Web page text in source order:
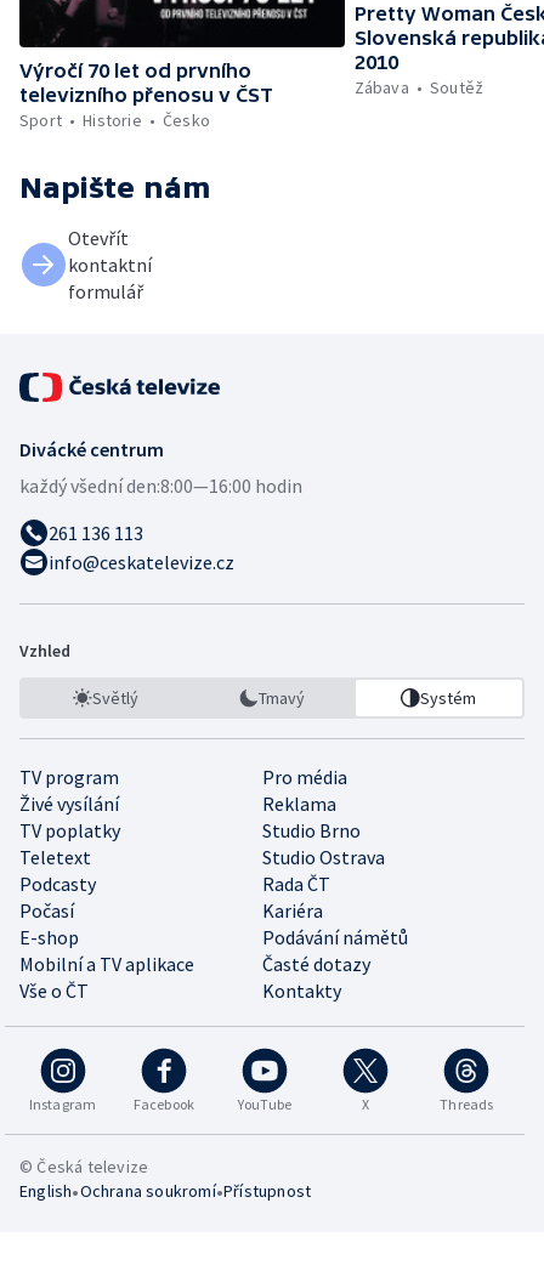
Výročí 70 let od prvního
televizního přenosu v ČST
Sport
Historie Česko
Pretty Woman
Slovenská
2010
Zábava
Soutěž
Napište nám
Otevřít
kontaktní
formulář
Divácké centrum
každý všední den:8:00—16:00 hodin
261 136 113
info@ceskatelevize.cz
Vzhled
Světlý Tmavý Systém
TV program
Pro média
Živé vysílání
Reklama
TV poplatky
Studio Brno
Teletext
Studio Ostrava
Podcasty
Rada ČT
Počasí
Kariéra
E-shop
Podávání námětů
Mobilní a TV aplikace
Časté dotazy
Vše o ČT
Kontakty
Instagram Facebook YouTube X Threads
© Česká televize
English•Ochrana soukromí•Přístupnost